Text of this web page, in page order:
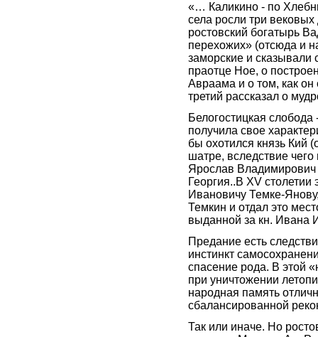
«… Каликино - по
села росли три
ростовский богатырь
перехожих» (отсюда и
заморские и сказывали
праотце Ное, о
Авраама и о том, как
третий рассказал о
Белогостицкая
получила свое
бы охотился князь Кий
шатре, вследствие
Ярослав Владимирович
Георгия..В XV
Ивановичу Темке-
Темкин и отдал это
выданной за кн. Ивана
Предание есть
инстинкт
спасение рода. В этой
при уничтожении
народная память
сбалансированной
Так или иначе. Но